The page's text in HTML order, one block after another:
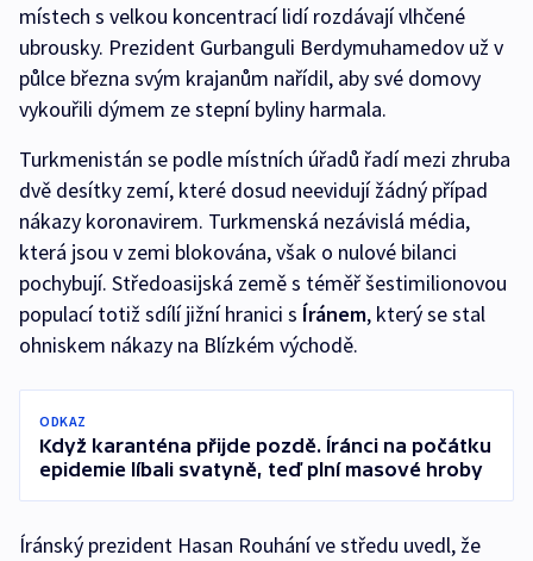
místech s velkou koncentrací lidí rozdávají vlhčené
ubrousky. Prezident Gurbanguli Berdymuhamedov už v
půlce března svým krajanům nařídil, aby své domovy
vykouřili dýmem ze stepní byliny harmala.
Turkmenistán se podle místních úřadů řadí mezi zhruba
dvě desítky zemí, které dosud neevidují žádný případ
nákazy koronavirem. Turkmenská nezávislá média,
která jsou v zemi blokována, však o nulové bilanci
pochybují. Středoasijská země s téměř šestimilionovou
populací totiž sdílí jižní hranici s Íránem, který se stal
ohniskem nákazy na Blízkém východě.
ODKAZ
Když karanténa přijde pozdě. Íránci na počátku
epidemie líbali svatyně, teď plní masové hroby
Íránský prezident Hasan Rouhání ve středu uvedl, že